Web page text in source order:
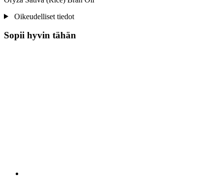
Oikeudelliset tiedot
Sopii hyvin tähän